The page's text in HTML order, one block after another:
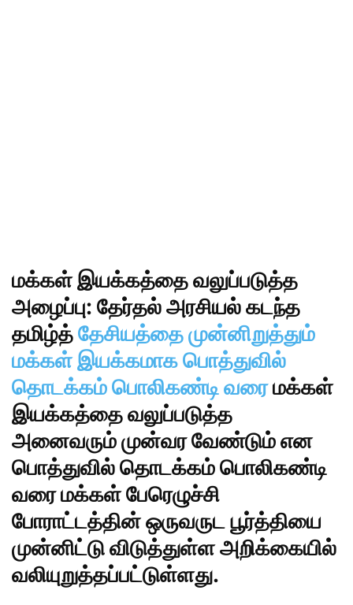
மக்கள் இயக்கத்தை வலுப்படுத்த
அழைப்பு: தேர்தல் அரசியல் கடந்த
தமிழ்த்தேசியத்தை முன்னிறுத்தும்
மக்கள் இயக்கமாக பொத்துவில்
தொடக்கம் பொலிகண்டி வரைமக்கள்
இயக்கத்தை வலுப்படுத்த
அனைவரும் முன்வர வேண்டும் என
பொத்துவில் தொடக்கம் பொலிகண்டி
வரை மக்கள் பேரெழுச்சி
போராட்டத்தின் ஒருவருட பூர்த்தியை
முன்னிட்டு விடுத்துள்ள அறிக்கையில்
வலியுறுத்தப்பட்டுள்ளது.